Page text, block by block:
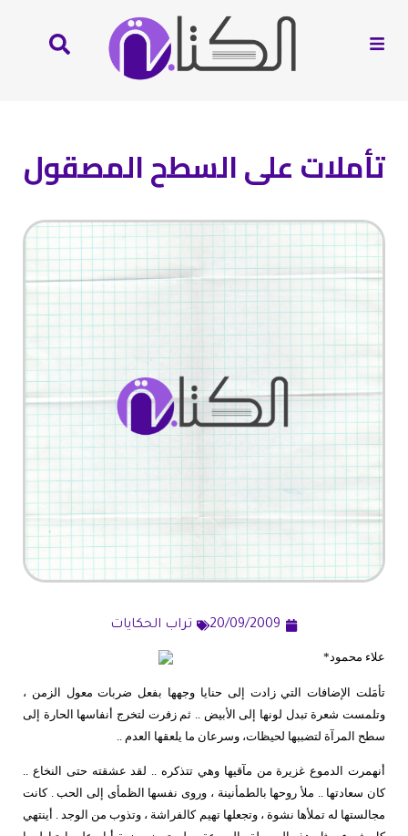
تأملات على السطح المصقول
20/09/2009 تراب الحكايات
علاء محمود*
تأمَلت الإضافات التي زادت إلى حنايا وجهها بفعل ضربات معول الزمن ،
وتلمست شعرة تبدل لونها إلى الأبيض .. ثم زفرت لتخرج أنفاسها الحارة إلى
سطح المرآة لتضببها لحيظات، وسرعان ما يلعقها العدم ..
أنهمرت الدموع غزيرة من مآقيها وهي تتذكره .. لقد عشقته حتى النخاع ..
كان سعادتها .. ملأ روحها بالطمأنينة ، وروى نفسها الظمأى إلى الحب . كانت
مجالستها له تملأها نشوة ، وتجعلها تهيم كالفراشة ، وتذوب من الوجد . أينتهي